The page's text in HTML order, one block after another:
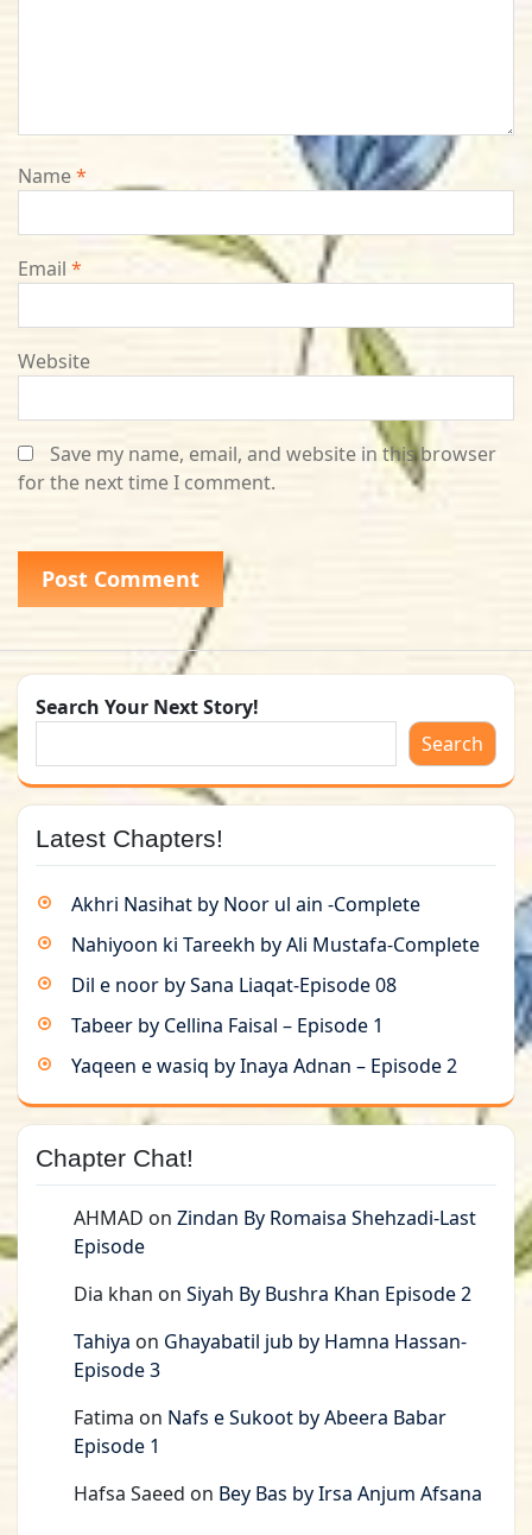
Name*
Email *
Website
Save my name, email, and website in this browser
for the next time I comment.
Search Your Next Story!
Search
Latest Chapters!
Akhri Nasihat by Noor ul ain -Complete
Nahiyoon ki Tareekh by Ali Mustafa-Complete
Dil e noor by Sana Liaqat-Episode 08
Tabeer by Cellina Faisal – Episode 1
Yaqeen e wasiq by Inaya Adnan – Episode 2
Chapter Chat!
AHMAD on Zindan By Romaisa Shehzadi-Last
Episode
Dia khan on Siyah By Bushra Khan Episode 2
Tahiya on Ghayabatil jub by Hamna Hassan-
Episode 3
Fatima on Nafs e Sukoot by Abeera Babar
Episode 1
Hafsa Saeed on Bey Bas by Irsa Anjum Afsana